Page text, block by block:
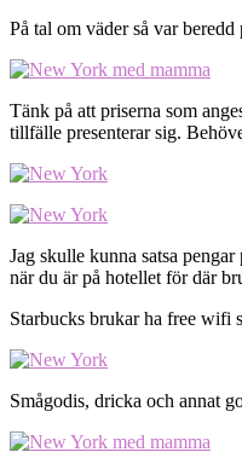
På tal om väder så var
Tänk på att priserna som
tillfälle presenterar sig.
Jag skulle kunna satsa
när du är på hotellet för där
Starbucks brukar ha free wifi
Smågodis, dricka och annat